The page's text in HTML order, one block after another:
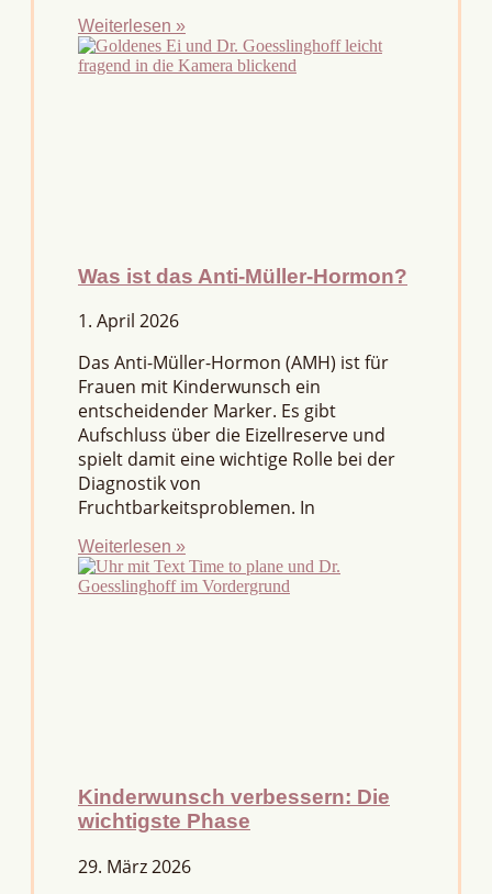
Weiterlesen »
Was ist das Anti-Müller-Hormon?
1. April 2026
Das Anti-Müller-Hormon (AMH) ist für
Frauen mit Kinderwunsch ein
entscheidender Marker. Es gibt
Aufschluss über die Eizellreserve und
spielt damit eine wichtige Rolle bei der
Diagnostik von
Fruchtbarkeitsproblemen. In
Weiterlesen »
Kinderwunsch verbessern: Die
wichtigste Phase
29. März 2026